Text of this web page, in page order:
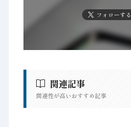
フォローする
関連記事
関連性が高いおすすめ記事